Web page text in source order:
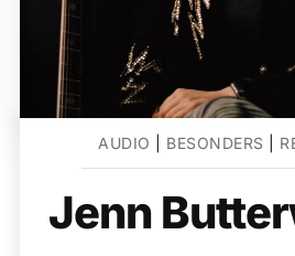
AUDIO BESONDERS
Jenn